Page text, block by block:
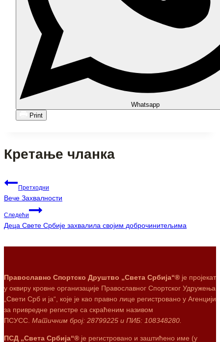
Whatsapp
Print
Кретање чланка
Претходни
Вече Захвалности
Следећи
Деца Свете Србије захвалила својим доброчинитељима
Православно Спортско Друштво „Света Србија“® је пројекат
у оквиру кровне организације Православног Спортског Удружења
„Свети Срб и ја“, које је као правно лице регистровано у Агенцији
за привредне регистре са скраћеним називом
ПСУСС. Матичним број: 28799225 и ПИБ: 108348280.
ПСД „Света Србија“® је регистровано и заштићено име (у